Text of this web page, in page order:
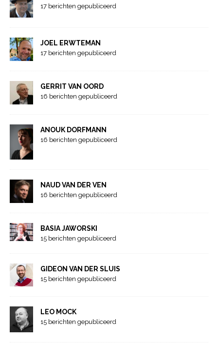
17 berichten gepubliceerd
JOEL ERWTEMAN
17 berichten gepubliceerd
GERRIT VAN OORD
16 berichten gepubliceerd
ANOUK DORFMANN
16 berichten gepubliceerd
NAUD VAN DER VEN
16 berichten gepubliceerd
BASIA JAWORSKI
15 berichten gepubliceerd
GIDEON VAN DER SLUIS
15 berichten gepubliceerd
LEO MOCK
15 berichten gepubliceerd